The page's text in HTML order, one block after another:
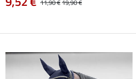
11,90 €19,90 €